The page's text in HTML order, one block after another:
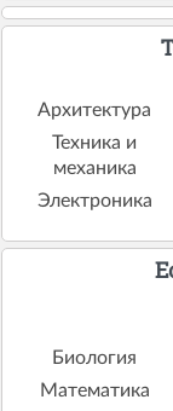
Архитектура
Техника и
механика
Электроника
Биология
Математика